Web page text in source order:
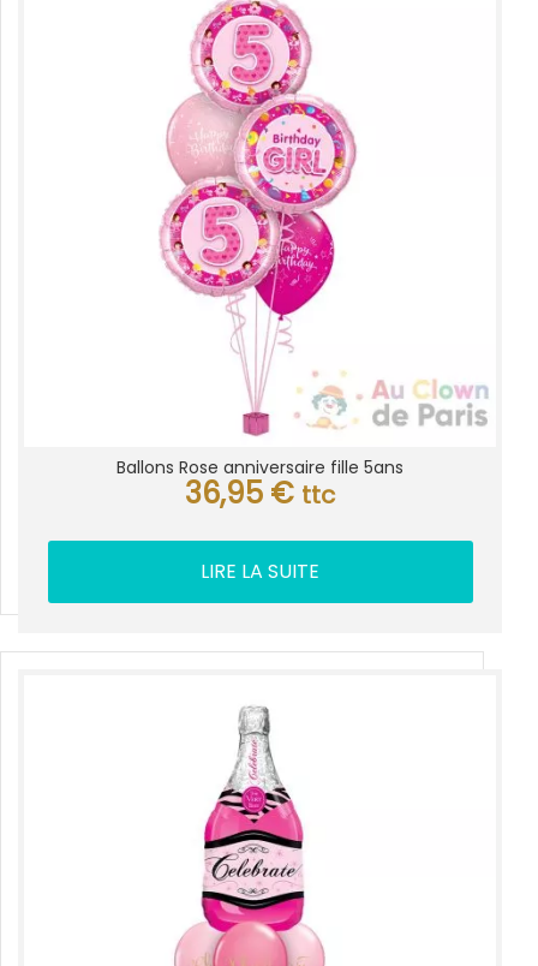
Ballons Rose anniversaire fille 5ans
36,95 € ttc
LIRE LA SUITE